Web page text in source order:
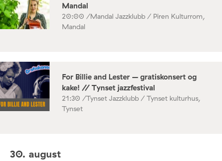
Mandal
20:00 /Mandal Jazzklubb / Piren Kulturrom,
Mandal
For Billie and Lester – gratiskonsert og
kake! // Tynset jazzfestival
21:30 /Tynset Jazzklubb / Tynset kulturhus,
Tynset
30. august